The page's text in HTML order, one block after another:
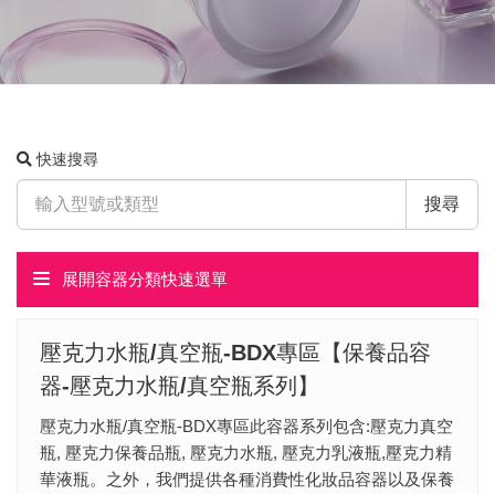
快速搜尋
搜尋
展開容器分類快速選單
壓克力水瓶/真空瓶-BDX專區【保養品容
器-壓克力水瓶/真空瓶系列】
壓克力水瓶/真空瓶-BDX專區此容器系列包含:壓克力真空
瓶, 壓克力保養品瓶, 壓克力水瓶, 壓克力乳液瓶,壓克力精
華液瓶。之外，我們提供各種消費性化妝品容器以及保養